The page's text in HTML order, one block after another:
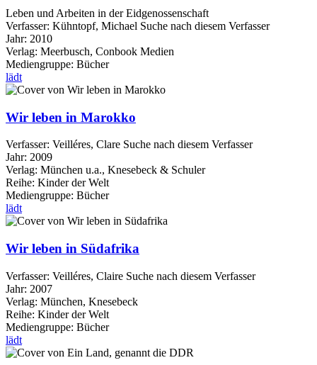
Leben und Arbeiten in der Eidgenossenschaft
Verfasser: Kühntopf, Michael Suche nach diesem Verfasser
Jahr: 2010
Verlag: Meerbusch, Conbook Medien
Mediengruppe: Bücher
lädt
Wir leben in Marokko
Verfasser: Veilléres, Clare Suche nach diesem Verfasser
Jahr: 2009
Verlag: München u.a., Knesebeck & Schuler
Reihe: Kinder der Welt
Mediengruppe: Bücher
lädt
Wir leben in Südafrika
Verfasser: Veilléres, Claire Suche nach diesem Verfasser
Jahr: 2007
Verlag: München, Knesebeck
Reihe: Kinder der Welt
Mediengruppe: Bücher
lädt